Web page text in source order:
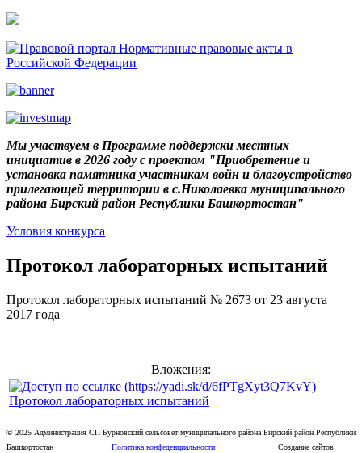
Мы участвуем в Программе поддержки местных
инициатив в 2026 году с проектом "Приобретение и
установка памятника участникам войн и благоустройство
прилегающей территории в с.Николаевка муниципального
района Бирский район Республики Башкортостан"
Условия конкурса
Протокол лабораторных испытаний
Протокол лабораторных испытаний № 2673 от 23 августа
2017 года
Вложения:
Протокол лабораторных испытаний
© 2025 Администрация СП Бурновский сельсовет муниципального района Бирский район Республики
Башкортостан Политика конфеденциальности
Создание сайтов